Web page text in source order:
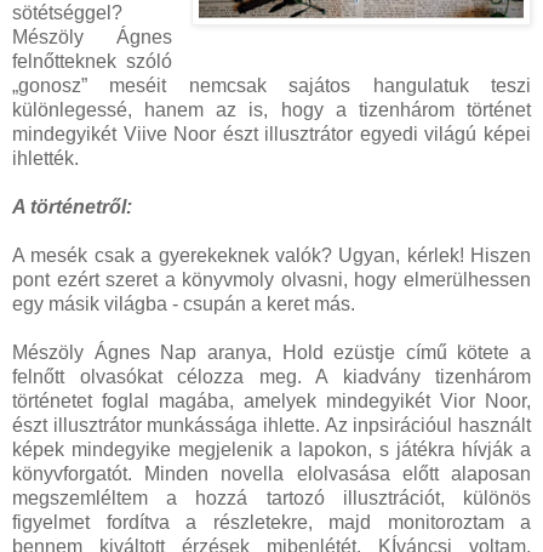
sötétséggel?
Mészöly Ágnes
felnőtteknek szóló
„gonosz” meséit nemcsak sajátos hangulatuk teszi
különlegessé, hanem az is, hogy a tizenhárom történet
mindegyikét Viive Noor észt illusztrátor egyedi világú képei
ihlették.
A történetről:
A mesék csak a gyerekeknek valók? Ugyan, kérlek! Hiszen
pont ezért szeret a könyvmoly olvasni, hogy elmerülhessen
egy másik világba - csupán a keret más.
Mészöly Ágnes Nap aranya, Hold ezüstje című kötete a
felnőtt olvasókat célozza meg. A kiadvány tizenhárom
történetet foglal magába, amelyek mindegyikét Vior Noor,
észt illusztrátor munkássága ihlette. Az inpsirációul használt
képek mindegyike megjelenik a lapokon, s játékra hívják a
könyvforgatót. Minden novella elolvasása előtt alaposan
megszemléltem a hozzá tartozó illusztrációt, különös
figyelmet fordítva a részletekre, majd monitoroztam a
bennem kiváltott érzések mibenlétét. KÍváncsi voltam,